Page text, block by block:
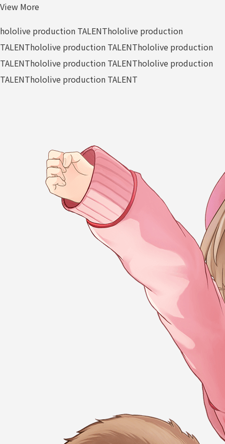
View More
hololive production TALENThololive production
TALENThololive production TALENThololive production
TALENThololive production TALENThololive production
TALENThololive production TALENT